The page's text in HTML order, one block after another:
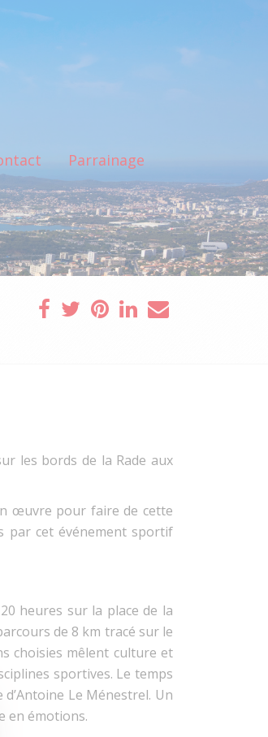
Parrainage
les bords de la Rade aux
œuvre pour faire de cette
par cet événement sportif
heures sur la place de la
de 8 km tracé sur le
choisies mêlent culture et
sportives. Le temps
Le Ménestrel. Un
en émotions.